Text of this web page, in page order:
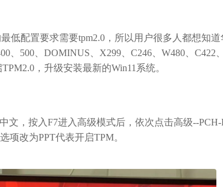
配置要求需要tpm2.0，所以用户很多人都想知道
500、DOMINUS、X299、C246、W480、C422
，升级安装最新的Win11系统。
，按入F7进入高级模式后，依次点击高级--PCH-
项改为PPT代表开启TPM。